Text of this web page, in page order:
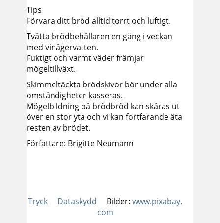
Tips
Förvara ditt bröd alltid torrt och luftigt.
Tvätta brödbehållaren en gång i veckan
med vinägervatten.
Fuktigt och varmt väder främjar
mögeltillväxt.
Skimmeltäckta brödskivor bör under alla
omständigheter kasseras.
Mögelbildning på brödbröd kan skäras ut
över en stor yta och vi kan fortfarande äta
resten av brödet.
Författare: Brigitte Neumann
Tryck Dataskydd Bilder: www.pixabay.
com